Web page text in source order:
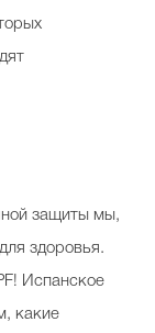
защиты мы,
здоровья.
Испанское
какие